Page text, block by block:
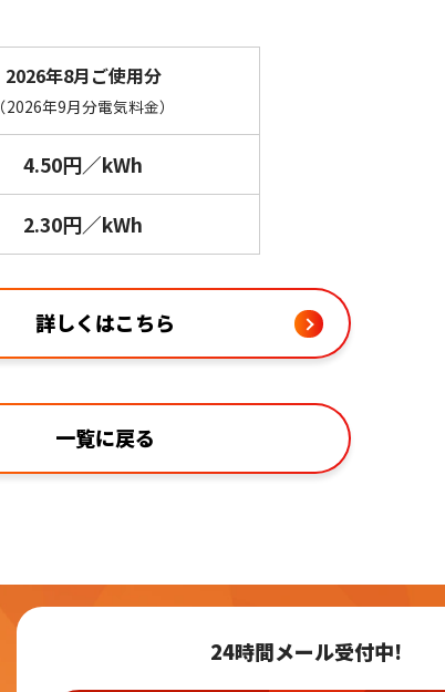
2026年8月ご使用分
（2026年9月分電気料金）
4.50円／kWh
2.30円／kWh
詳しくはこちら
一覧に戻る
24時間メール受付中!